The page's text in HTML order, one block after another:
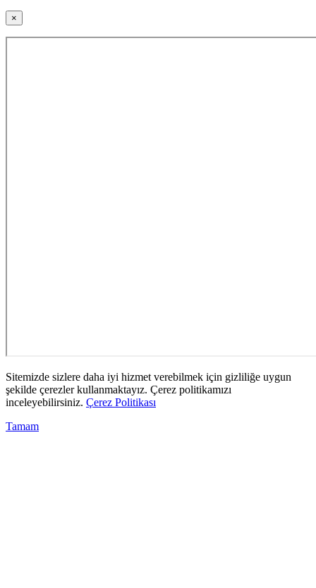
×
Sitemizde sizlere daha iyi hizmet verebilmek için gizliliğe uygun
şekilde çerezler kullanmaktayız. Çerez politikamızı
inceleyebilirsiniz. Çerez Politikası
Tamam